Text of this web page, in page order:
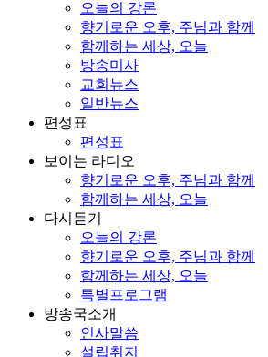
오늘의 강론
향기로운 오후, 주님과 함께
함께하는 세상, 오늘
방송미사
교회뉴스
일반뉴스
편성표
편성표
보이는 라디오
향기로운 오후, 주님과 함께
함께하는 세상, 오늘
다시듣기
오늘의 강론
향기로운 오후, 주님과 함께
함께하는 세상, 오늘
특별프로그램
방송국소개
인사말씀
설립취지